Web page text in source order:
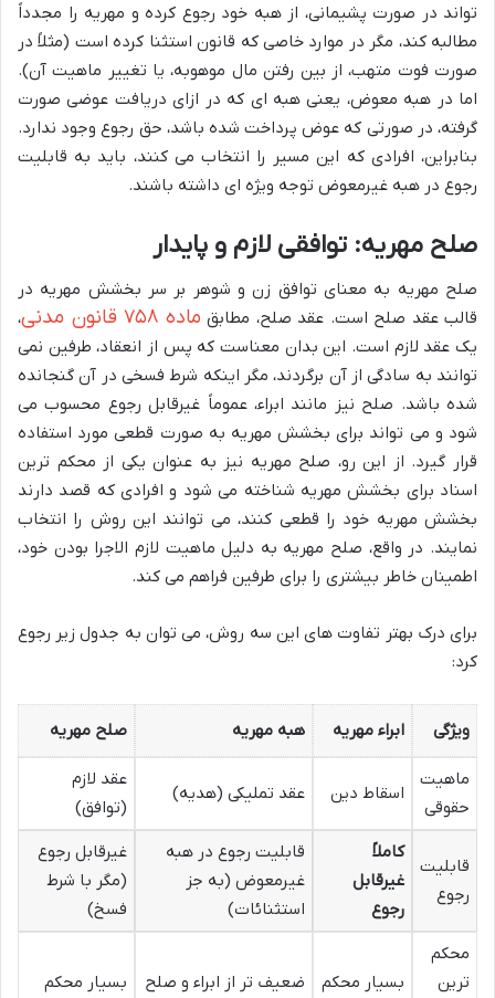
تواند در صورت پشیمانی، از هبه خود رجوع کرده و مهریه را مجدداً
مطالبه کند، مگر در موارد خاصی که قانون استثنا کرده است (مثلاً در
صورت فوت متهب، از بین رفتن مال موهوبه، یا تغییر ماهیت آن).
اما در هبه معوض، یعنی هبه ای که در ازای دریافت عوضی صورت
گرفته، در صورتی که عوض پرداخت شده باشد، حق رجوع وجود ندارد.
بنابراین، افرادی که این مسیر را انتخاب می کنند، باید به قابلیت
رجوع در هبه غیرمعوض توجه ویژه ای داشته باشند.
صلح مهریه: توافقی لازم و پایدار
صلح مهریه به معنای توافق زن و شوهر بر سر بخشش مهریه در
قالب عقد صلح است. عقد صلح، مطابق ماده ۷۵۸ قانون مدنی
،
یک عقد لازم است. این بدان معناست که پس از انعقاد، طرفین نمی
توانند به سادگی از آن برگردند، مگر اینکه شرط فسخی در آن گنجانده
شده باشد. صلح نیز مانند ابراء، عموماً غیرقابل رجوع محسوب می
شود و می تواند برای بخشش مهریه به صورت قطعی مورد استفاده
قرار گیرد. از این رو، صلح مهریه نیز به عنوان یکی از محکم ترین
اسناد برای بخشش مهریه شناخته می شود و افرادی که قصد دارند
بخشش مهریه خود را قطعی کنند، می توانند این روش را انتخاب
نمایند. در واقع، صلح مهریه به دلیل ماهیت لازم الاجرا بودن خود،
اطمینان خاطر بیشتری را برای طرفین فراهم می کند.
برای درک بهتر تفاوت های این سه روش، می توان به جدول زیر رجوع
کرد:
ویژگی ابراء مهریه هبه مهریه صلح مهریه
ماهیت
حقوقی
اسقاط دین عقد تملیکی (هدیه)
عقد لازم
(توافق)
قابلیت
رجوع
کاملاً
غیرقابل
رجوع
قابلیت رجوع در هبه
غیرمعوض (به جز
استثنائات)
غیرقابل رجوع
(مگر با شرط
فسخ)
محکم
ترین
بسیار محکم ضعیف تر از ابراء و صلح بسیار محکم